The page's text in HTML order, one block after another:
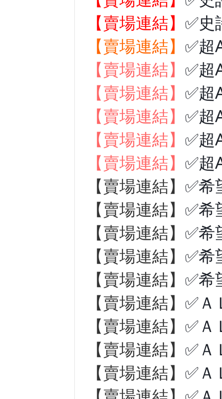
【賣場連結】 ✅史
【賣場連結】 ✅超
【賣場連結】 ✅
【賣場連結】 ✅
【賣場連結】 ✅
【賣場連結】 ✅
【賣場連結】 ✅超
【賣場連結】 ✅
【賣場連結】 ✅
【賣場連結】 ✅
【賣場連結】 ✅希
【賣場連結】 ✅希
【賣場連結】 ✅
【賣場連結】 ✅
【賣場連結】 ✅
【賣場連結】 ✅